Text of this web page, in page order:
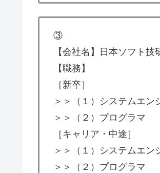
③
【会社名】日本ソフト技
【職務】
［新卒］
＞＞（１）システムエン
＞＞（２）プログラマ
［キャリア・中途］
＞＞（１）システムエン
＞＞（２）プログラマ